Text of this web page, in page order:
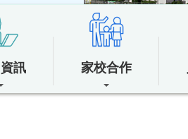
訊 家校合作